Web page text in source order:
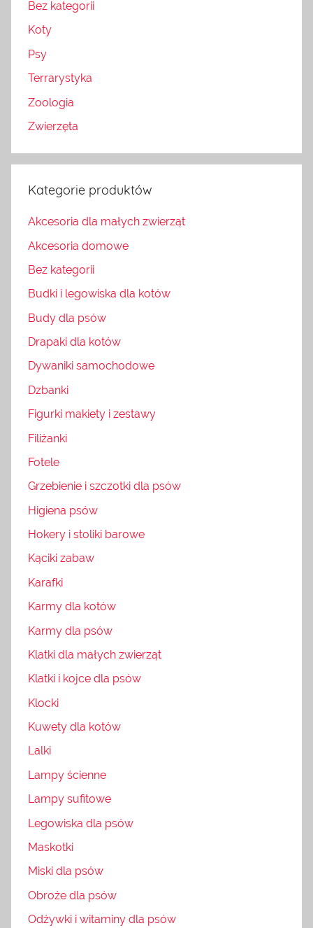
Bez kategorii
Koty
Psy
Terrarystyka
Zoologia
Zwierzęta
Kategorie produktów
Akcesoria dla małych zwierząt
Akcesoria domowe
Bez kategorii
Budki i legowiska dla kotów
Budy dla psów
Drapaki dla kotów
Dywaniki samochodowe
Dzbanki
Figurki makiety i zestawy
Filiżanki
Fotele
Grzebienie i szczotki dla psów
Higiena psów
Hokery i stoliki barowe
Kąciki zabaw
Karafki
Karmy dla kotów
Karmy dla psów
Klatki dla małych zwierząt
Klatki i kojce dla psów
Klocki
Kuwety dla kotów
Lalki
Lampy ścienne
Lampy sufitowe
Legowiska dla psów
Maskotki
Miski dla psów
Obroże dla psów
Odżywki i witaminy dla psów